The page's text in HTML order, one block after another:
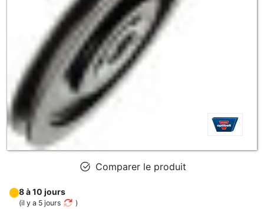
Comparer le produit
8 à 10 jours
(il y a 5 jours )